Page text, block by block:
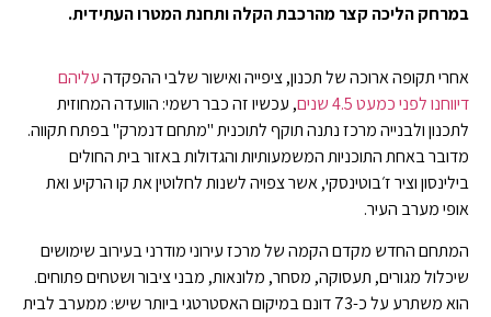
במרחק הליכה קצר מהרכבת הקלה ותחנת המטרו העתידית.
אחרי תקופה ארוכה של תכנון, ציפייה ואישור שלבי ההפקדהעליהם
דיווחנו לפני כמעט 4.5 שנים
, עכשיו זה כבר רשמי: הוועדה המחוזית
לתכנון ולבנייה מרכז נתנה תוקף לתוכנית "מתחם דנמרק" בפתח תקווה.
מדובר באחת התוכניות המשמעותיות והגדולות באזור בית החולים
בילינסון וציר ז׳בוטינסקי, אשר צפויה לשנות לחלוטין את קו הרקיע ואת
אופי מערב העיר.
המתחם החדש מקדם הקמה של מרכז עירוני מודרני בעירוב שימושים
שיכלול מגורים, תעסוקה, מסחר, מלונאות, מבני ציבור ושטחים פתוחים.
הוא משתרע על כ-73 דונם במיקום האסטרטגי ביותר שיש: ממערב לבית